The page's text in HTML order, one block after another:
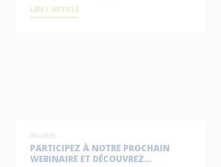
LIRE L'ARTICLE
05/2025
PARTICIPEZ À NOTRE PROCHAIN
WEBINAIRE ET DÉCOUVREZ…